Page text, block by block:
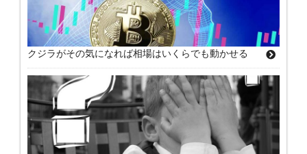
クジラがその気になれば相場はいくらでも動かせる